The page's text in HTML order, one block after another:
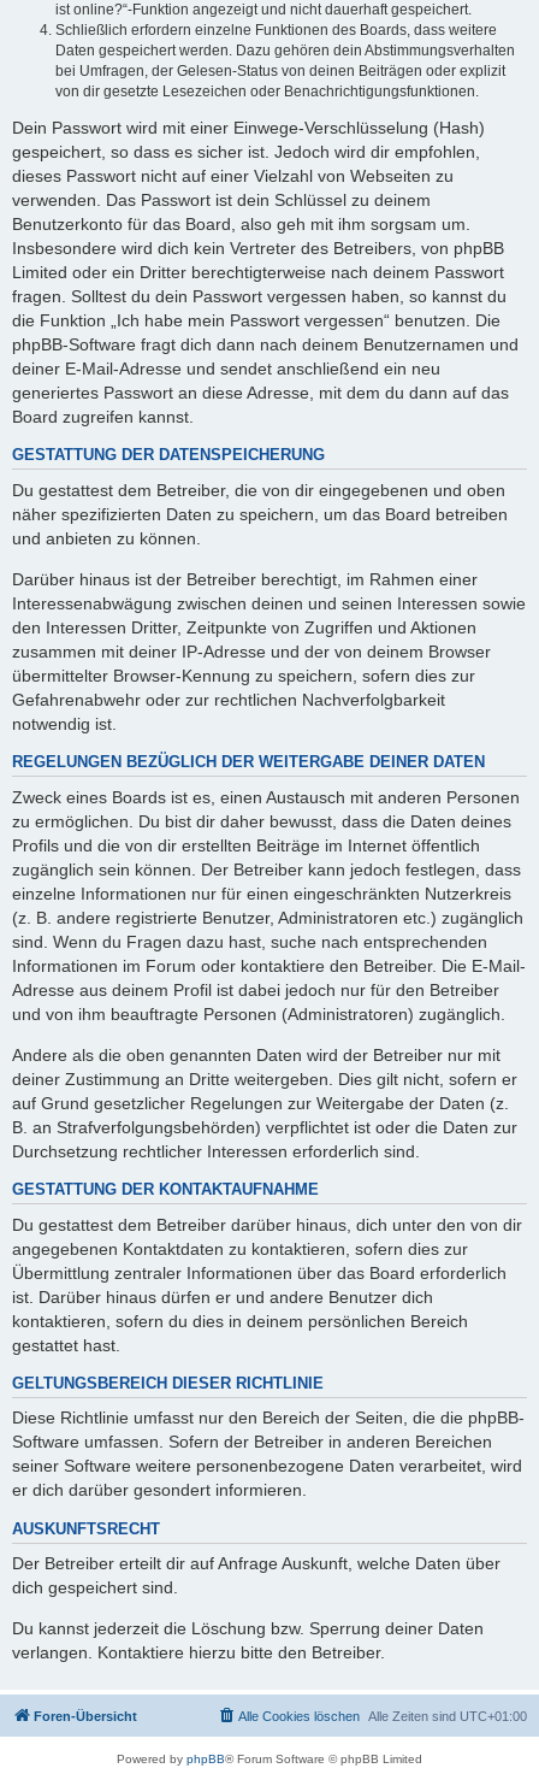
ist online?“-Funktion angezeigt und nicht dauerhaft gespeichert.
Schließlich erfordern einzelne Funktionen des Boards, dass weitere
Daten gespeichert werden. Dazu gehören dein Abstimmungsverhalten
bei Umfragen, der Gelesen-Status von deinen Beiträgen oder explizit
von dir gesetzte Lesezeichen oder Benachrichtigungsfunktionen.
Dein Passwort wird mit einer Einwege-Verschlüsselung (Hash)
gespeichert, so dass es sicher ist. Jedoch wird dir empfohlen,
dieses Passwort nicht auf einer Vielzahl von Webseiten zu
verwenden. Das Passwort ist dein Schlüssel zu deinem
Benutzerkonto für das Board, also geh mit ihm sorgsam um.
Insbesondere wird dich kein Vertreter des Betreibers, von phpBB
Limited oder ein Dritter berechtigterweise nach deinem Passwort
fragen. Solltest du dein Passwort vergessen haben, so kannst du
die Funktion „Ich habe mein Passwort vergessen“ benutzen. Die
phpBB-Software fragt dich dann nach deinem Benutzernamen und
deiner E-Mail-Adresse und sendet anschließend ein neu
generiertes Passwort an diese Adresse, mit dem du dann auf das
Board zugreifen kannst.
GESTATTUNG DER DATENSPEICHERUNG
Du gestattest dem Betreiber, die von dir eingegebenen und oben
näher spezifizierten Daten zu speichern, um das Board betreiben
und anbieten zu können.
Darüber hinaus ist der Betreiber berechtigt, im Rahmen einer
Interessenabwägung zwischen deinen und seinen Interessen sowie
den Interessen Dritter, Zeitpunkte von Zugriffen und Aktionen
zusammen mit deiner IP-Adresse und der von deinem Browser
übermittelter Browser-Kennung zu speichern, sofern dies zur
Gefahrenabwehr oder zur rechtlichen Nachverfolgbarkeit
notwendig ist.
REGELUNGEN BEZÜGLICH DER WEITERGABE DEINER DATEN
Zweck eines Boards ist es, einen Austausch mit anderen Personen
zu ermöglichen. Du bist dir daher bewusst, dass die Daten deines
Profils und die von dir erstellten Beiträge im Internet öffentlich
zugänglich sein können. Der Betreiber kann jedoch festlegen, dass
einzelne Informationen nur für einen eingeschränkten Nutzerkreis
(z. B. andere registrierte Benutzer, Administratoren etc.) zugänglich
sind. Wenn du Fragen dazu hast, suche nach entsprechenden
Informationen im Forum oder kontaktiere den Betreiber. Die E-Mail-
Adresse aus deinem Profil ist dabei jedoch nur für den Betreiber
und von ihm beauftragte Personen (Administratoren) zugänglich.
Andere als die oben genannten Daten wird der Betreiber nur mit
deiner Zustimmung an Dritte weitergeben. Dies gilt nicht, sofern er
auf Grund gesetzlicher Regelungen zur Weitergabe der Daten (z.
B. an Strafverfolgungsbehörden) verpflichtet ist oder die Daten zur
Durchsetzung rechtlicher Interessen erforderlich sind.
GESTATTUNG DER KONTAKTAUFNAHME
Du gestattest dem Betreiber darüber hinaus, dich unter den von dir
angegebenen Kontaktdaten zu kontaktieren, sofern dies zur
Übermittlung zentraler Informationen über das Board erforderlich
ist. Darüber hinaus dürfen er und andere Benutzer dich
kontaktieren, sofern du dies in deinem persönlichen Bereich
gestattet hast.
GELTUNGSBEREICH DIESER RICHTLINIE
Diese Richtlinie umfasst nur den Bereich der Seiten, die die phpBB-
Software umfassen. Sofern der Betreiber in anderen Bereichen
seiner Software weitere personenbezogene Daten verarbeitet, wird
er dich darüber gesondert informieren.
AUSKUNFTSRECHT
Der Betreiber erteilt dir auf Anfrage Auskunft, welche Daten über
dich gespeichert sind.
Du kannst jederzeit die Löschung bzw. Sperrung deiner Daten
verlangen. Kontaktiere hierzu bitte den Betreiber.
Foren-Übersicht Alle Zeiten sind UTC+01:00
Alle Cookies löschen
Powered by phpBB® Forum Software © phpBB Limited